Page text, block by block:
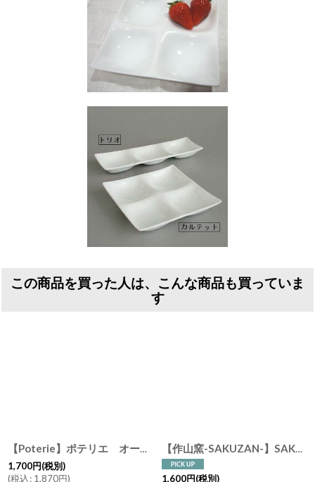
この商品を買った人は、こんな商品も買っていま
す
【Poterie】ポテリエ オーバルプレートL 24.6ｃｍ/鉄黒/シルバーブラック/黒/リム皿/皿/フラワー/陶器/日本製
1,700円(税別)
(税込: 1,870円)
【作山窯-SAKUZAN-】SAKUZAN DAYS Sara Stripe Plate S ストライププレートS リム皿/お皿 15cm/サラ/プレート/取り皿/小皿/カフェ/磁器/日本製/陶器
1,600円(税別)